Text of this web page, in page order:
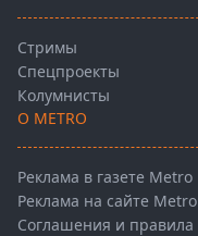
Стримы
Спецпроекты
Колумнисты
О METRO
Реклама в газете Metro
Реклама на сайте Metro
Соглашения и правила